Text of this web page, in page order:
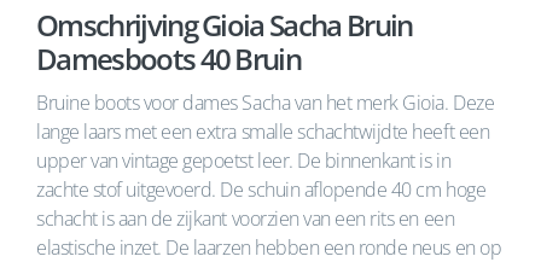
Omschrijving Gioia Sacha Bruin
Damesboots 40 Bruin
Bruine boots voor dames Sacha van het merk Gioia. Deze
lange laars met een extra smalle schachtwijdte heeft een
upper van vintage gepoetst leer. De binnenkant is in
zachte stof uitgevoerd. De schuin aflopende 40 cm hoge
schacht is aan de zijkant voorzien van een rits en een
elastische inzet. De laarzen hebben een ronde neus en op